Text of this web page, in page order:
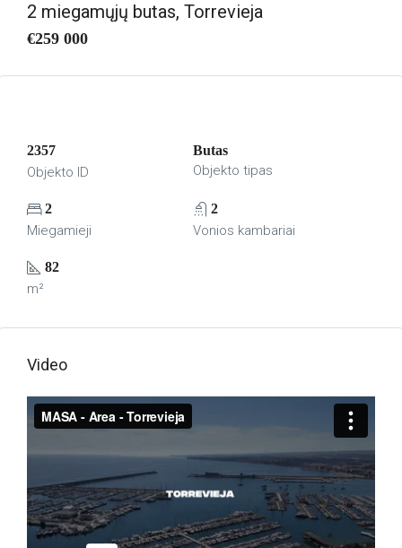
2 miegamųjų butas, Torrevieja
€259 000
2357
Objekto ID
Butas
Objekto tipas
2
Miegamieji
2
Vonios kambariai
82
m²
Video